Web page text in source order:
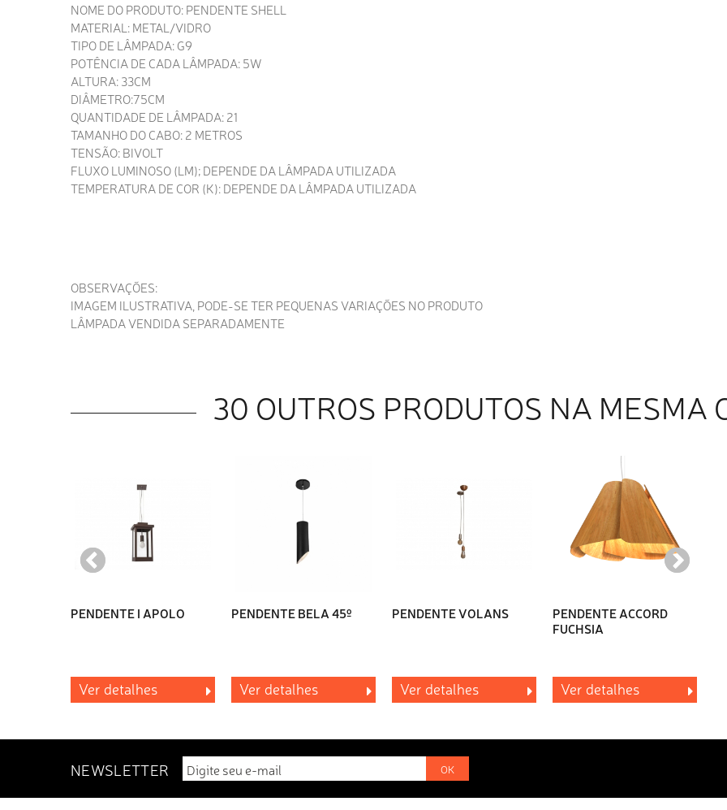
NOME DO PRODUTO: PENDENTE SHELL
MATERIAL: METAL/VIDRO
TIPO DE LÂMPADA: G9
POTÊNCIA DE CADA LÂMPADA: 5W
ALTURA: 33CM
DIÂMETRO:75CM
QUANTIDADE DE LÂMPADA: 21
TAMANHO DO CABO: 2 METROS
TENSÃO: BIVOLT
FLUXO LUMINOSO (LM); DEPENDE DA LÂMPADA UTILIZADA
TEMPERATURA DE COR (K): DEPENDE DA LÂMPADA UTILIZADA
OBSERVAÇÕES:
IMAGEM ILUSTRATIVA, PODE-SE TER PEQUENAS VARIAÇÕES NO PRODUTO
LÂMPADA VENDIDA SEPARADAMENTE
30 OUTROS PRODUTOS NA MESMA
PENDENTE I APOLO
Ver detalhes
PENDENTE BELA 45º
Ver detalhes
PENDENTE VOLANS
Ver detalhes
PENDENTE ACCORD
FUCHSIA
Ver detalhes
NEWSLETTER OK